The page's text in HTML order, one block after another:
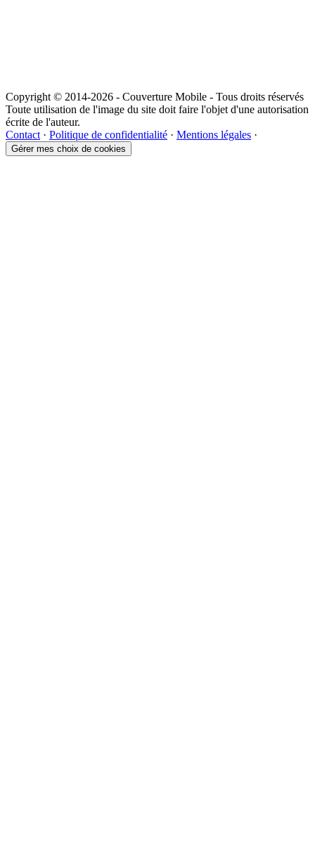
Copyright © 2014-2026 - Couverture Mobile - Tous droits réservés
Toute utilisation de l'image du site doit faire l'objet d'une autorisation
écrite de l'auteur.
Contact · Politique de confidentialité · Mentions légales ·
Gérer mes choix de cookies